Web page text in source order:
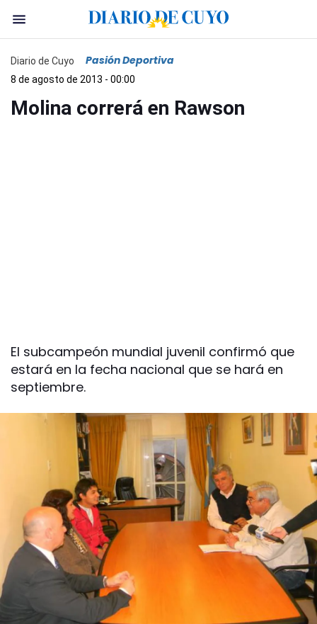
Diario de Cuyo Pasión Deportiva
8 de agosto de 2013 - 00:00
Molina correrá en Rawson
El subcampeón mundial juvenil confirmó que
estará en la fecha nacional que se hará en
septiembre.